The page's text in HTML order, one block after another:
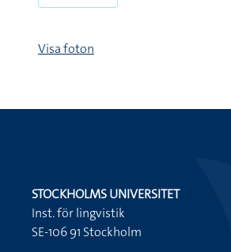
Visa foton
STOCKHOLMS UNIVERSITET
Inst. för lingvistik
SE-106 91 Stockholm